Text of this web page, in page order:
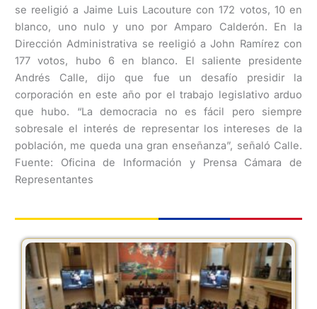
se reeligió a Jaime Luis Lacouture con 172 votos, 10 en
blanco, uno nulo y uno por Amparo Calderón. En la
Dirección Administrativa se reeligió a John Ramírez con
177 votos, hubo 6 en blanco. El saliente presidente
Andrés Calle, dijo que fue un desafío presidir la
corporación en este año por el trabajo legislativo arduo
que hubo. “La democracia no es fácil pero siempre
sobresale el interés de representar los intereses de la
población, me queda una gran enseñanza”, señaló Calle.
Fuente: Oficina de Información y Prensa Cámara de
Representantes